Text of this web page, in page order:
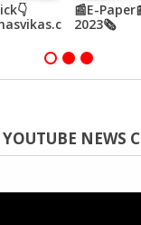
📰E-
2023🗞
YOUTUBE NEWS